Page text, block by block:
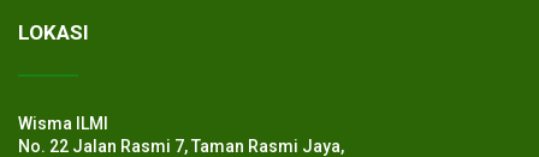
LOKASI
Wisma ILMI
No. 22 Jalan Rasmi 7, Taman Rasmi Jaya,